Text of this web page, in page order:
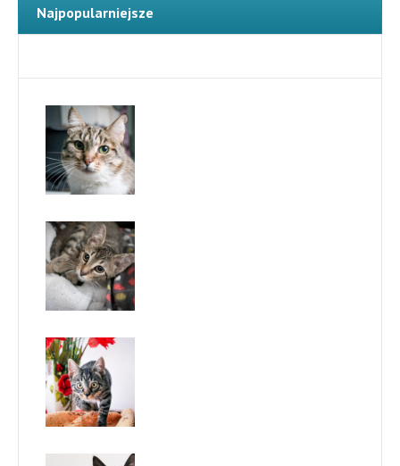
Najpopularniejsze